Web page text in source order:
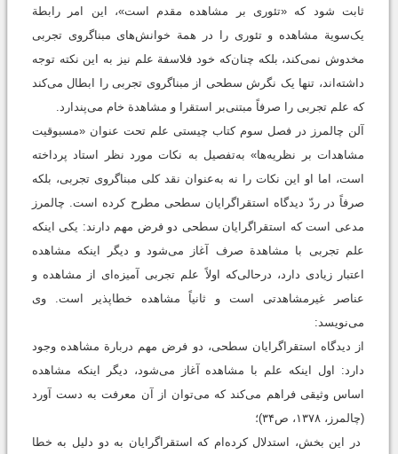
ثابت شود که «تئوری بر مشاهده مقدم است»، این امر رابطة
یک‌سویة مشاهده و تئوری را در همة خوانش‌های مبناگروی تجربی
مخدوش نمی‌کند، بلکه چنان‌که خود فلاسفة علم نیز به این نکته توجه
داشته‌اند، تنها یک نگرش سطحی از مبناگروی تجربی را ابطال می‌کند
که علم تجربی را صرفاً مبتنی‌بر استقرا و مشاهدة خام می‌پندارد.
آلن چالمرز در فصل سوم کتاب چیستی علم تحت عنوان «مسبوقیت
مشاهدات بر نظریه‌ها» به‌تفصیل به نکات مورد نظر استاد پرداخته
است، اما او این نکات را نه به‌عنوان نقد کلی مبناگروی تجربی، بلکه
صرفاً در ردّ دیدگاه استقراگرایان سطحی مطرح کرده است. چالمرز
مدعی است که استقراگرایان سطحی دو فرض مهم دارند: یکی اینکه
علم تجربی با مشاهدة صرف آغاز می‌شود و دیگر اینکه مشاهده
اعتبار زیادی دارد، درحالی‌که اولاً علم تجربی‌ آمیزه‌ای از مشاهده و
عناصر غیرمشاهدتی است و ثانیاً مشاهده خطاپذیر است. وی
می‌نویسد:
از دیدگاه استقراگرایان سطحی، دو فرض مهم دربارة مشاهده وجود
دارد: اول اینکه علم با مشاهده آغاز می‌شود، دیگر اینکه مشاهده
اساس وثیقی فراهم می‌کند که می‌توان از آن معرفت به دست آورد
(چالمرز، ۱۳۷۸، ص۳۴)؛
در این بخش، استدلال کرده‌ام که استقراگرایان به دو دلیل به خطا